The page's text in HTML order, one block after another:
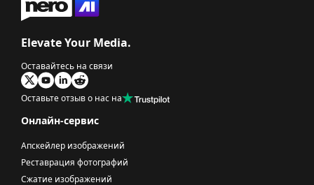
Elevate Your Media.
Оставайтесь на связи
Оставьте отзыв о нас на
Онлайн-сервис
Апскейлер изображений
Реставрация фотографий
Сжатие изображений